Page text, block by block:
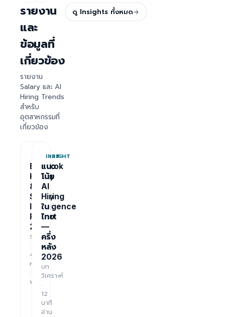
รายงาน
และ
ข้อมูลที่
เกี่ยวข้อง
รายงาน
Salary และ AI
Hiring Trends
สำหรับ
อุตสาหกรรมที่
เกี่ยวข้อง
ดู Insights ทั้งหมด
REPORT
Bangkok
Hiring
&
Salary
Intelligence
Report
2026
รายงาน
·
48
หน้า
·
ฟรี
INSIGHT
แนว
โน้ม
AI
Hiring
ใน
ไทย
—
ครึ่ง
หลัง
2026
บท
วิเคราะห์
·
12
นาที
อ่าน